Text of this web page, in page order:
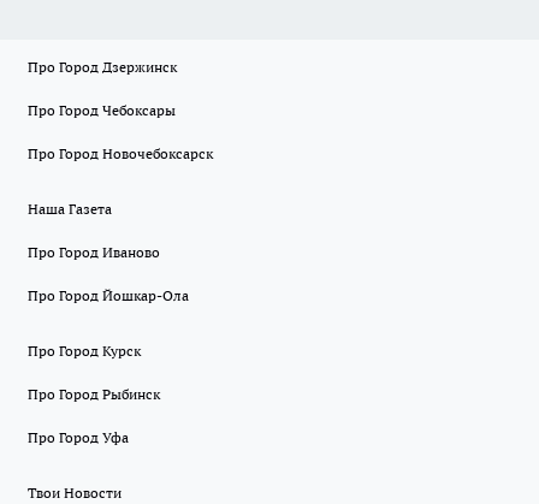
Про Город Дзержинск
Про Город Чебоксары
Про Город Новочебоксарск
Наша Газета
Про Город Иваново
Про Город Йошкар-Ола
Про Город Курск
Про Город Рыбинск
Про Город Уфа
Твои Новости